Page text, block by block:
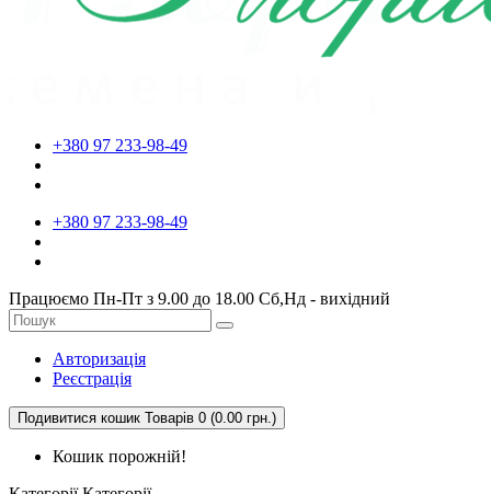
+380 97 233-98-49
+380 97 233-98-49
Працюємо Пн-Пт з 9.00 до 18.00 Сб,Нд - вихідний
Авторизація
Реєстрація
Подивитися кошик Товарів 0 (0.00 грн.)
Кошик порожній!